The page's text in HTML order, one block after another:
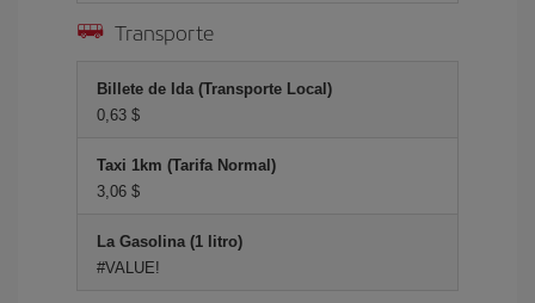
Transporte
Billete de Ida (Transporte Local)
0,63 $
Taxi 1km (Tarifa Normal)
3,06 $
La Gasolina (1 litro)
#VALUE!